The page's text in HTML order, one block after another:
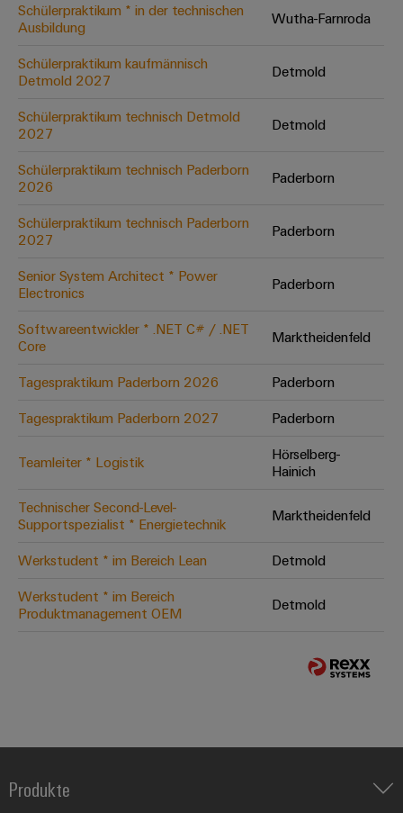
Digital
neuen Niveau
schnell
Schülerpraktikum * in der technischen
Ausbildung
Wutha-Farnroda
Schülerpraktikum kaufmännisch
Detmold 2027
Detmold
Schülerpraktikum technisch Detmold
2027
Detmold
Schülerpraktikum technisch Paderborn
2026
Paderborn
Schülerpraktikum technisch Paderborn
2027
Paderborn
Senior System Architect * Power
Electronics
Paderborn
Softwareentwickler * .NET C# / .NET
Core
Marktheidenfeld
Tagespraktikum Paderborn 2026
Paderborn
Tagespraktikum Paderborn 2027
Paderborn
Teamleiter * Logistik
Hörselberg-
Hainich
Technischer Second-Level-
Supportspezialist * Energietechnik
Marktheidenfeld
Werkstudent * im Bereich Lean
Detmold
Werkstudent * im Bereich
Produktmanagement OEM
Detmold
Produkte